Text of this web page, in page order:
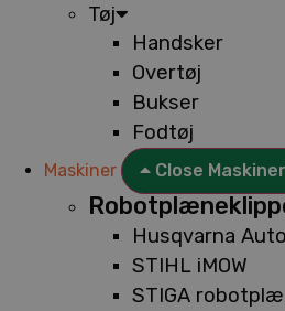
Tøj
Handsker
Overtøj
Bukser
Fodtøj
Maskiner Close Maskiner
Husqvarna
STIHL iMOW
STIGA